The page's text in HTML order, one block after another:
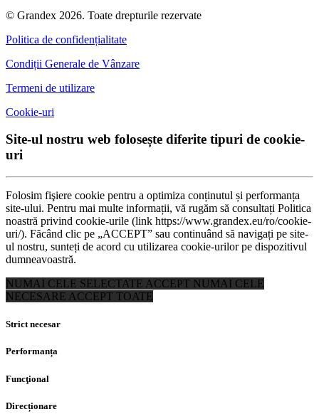
© Grandex 2026. Toate drepturile rezervate
Politica de confidențialitate
Condiții Generale de Vânzare
Termeni de utilizare
Cookie-uri
Site-ul nostru web folosește diferite tipuri de cookie-
uri
Folosim fişiere cookie pentru a optimiza conținutul și performanța
site-ului. Pentru mai multe informații, vă rugăm să consultați Politica
noastră privind cookie-urile (link https://www.grandex.eu/ro/cookie-
uri/). Făcând clic pe „ACCEPT” sau continuând să navigați pe site-
ul nostru, sunteți de acord cu utilizarea cookie-urilor pe dispozitivul
dumneavoastră.
NUMAI CELE SELECTATE ACCEPT NUMAI CELE
NECESARE ACCEPT TOATE
Strict necesar
Performanța
Funcţional
Direcționare